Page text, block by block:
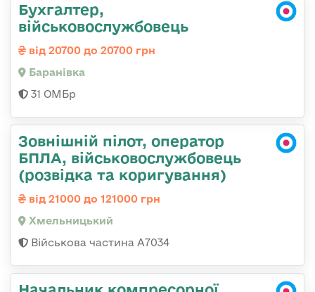
Бухгалтер,
військовослужбовець
від 20700 до 20700 грн
Баранівка
31 ОМБр
Зовнішній пілот, оператор
БПЛА, військовослужбовець
(розвідка та коригування)
від 21000 до 121000 грн
Хмельницький
Військова частина А7034